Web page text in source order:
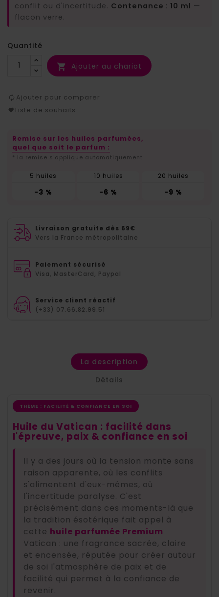
conflit ou d'incertitude. Contenance : 10 ml —
flacon verre.
Quantité
 Ajouter au chariot
Ajouter pour comparer
Liste de souhaits
Remise sur les huiles parfumées,
quel que soit le parfum :
* la remise s'applique automatiquement
5 huiles
-3 %
10 huiles
-6 %
20 huiles
-9 %
Livraison gratuite dès 69€
Vers la France métropolitaine
Paiement sécurisé
Visa, MasterCard, Paypal
Service client réactif
(+33) 07.66.82.99.51
La description
Détails
THÈME : FACILITÉ & CONFIANCE EN SOI
Huile du Vatican : facilité dans
l'épreuve, paix & confiance en soi
Il y a des jours où la tension monte sans
raison apparente, où les conflits
s'alimentent d'eux-mêmes, où
l'incertitude paralyse. C'est
précisément dans ces moments-là que
la tradition ésotérique fait appel à
cette huile parfumée Premium
Vatican : une fragrance sacrée, claire
et encensée, réputée pour créer autour
de soi l'atmosphère de paix et de
facilité qui permet à la confiance de
revenir.